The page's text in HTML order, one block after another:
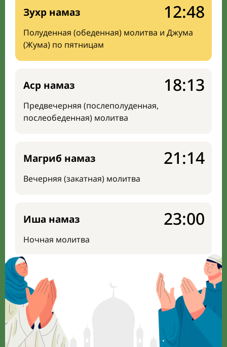
Зухр намаз
Полуденная (обеденная) молитва и Джума
(Жума) по пятницам
12:48
Аср намаз
Предвечерняя (послеполуденная,
послеобеденная) молитва
18:13
Магриб намаз
Вечерняя (закатная) молитва
21:14
Иша намаз
Ночная молитва
23:00